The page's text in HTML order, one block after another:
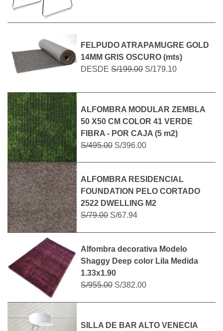
FELPUDO ATRAPAMUGRE GOLD
14MM GRIS OSCURO (mts)
DESDES/199.00S/179.10
ALFOMBRA MODULAR ZEMBLA
50 X50 CM COLOR 41 VERDE
FIBRA - POR CAJA (5 m2)
S/495.00S/396.00
ALFOMBRA RESIDENCIAL
FOUNDATION PELO CORTADO
2522 DWELLING M2
S/79.00S/67.94
Alfombra decorativa Modelo
Shaggy Deep color Lila Medida
1.33x1.90
S/955.00S/382.00
SILLA DE BAR ALTO VENECIA